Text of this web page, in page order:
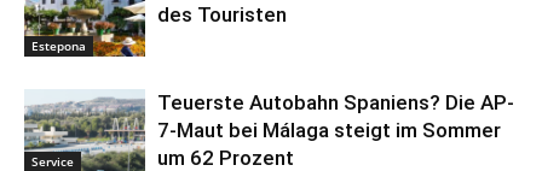
Estepona
des Touristen
Service
Teuerste Autobahn Spaniens? Die AP-
7-Maut bei Málaga steigt im Sommer
um 62 Prozent